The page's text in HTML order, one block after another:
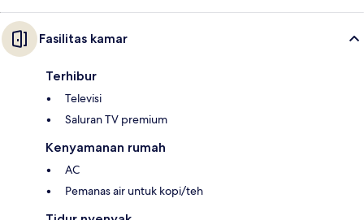
Fasilitas kamar
Terhibur
Televisi
Saluran TV premium
Kenyamanan rumah
AC
Pemanas air untuk kopi/teh